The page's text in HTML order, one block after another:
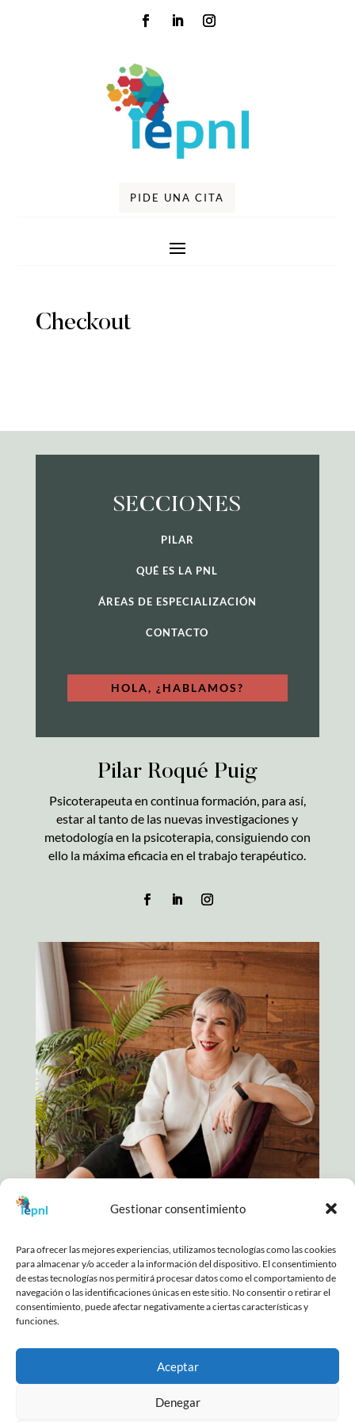
Gestionar consentimiento
Para ofrecer las mejores experiencias, utilizamos tecnologías como las cookies
para almacenar y/o acceder a la información del dispositivo. El consentimiento
de estas tecnologías nos permitirá procesar datos como el comportamiento de
navegación o las identificaciones únicas en este sitio. No consentir o retirar el
consentimiento, puede afectar negativamente a ciertas características y
funciones.
Aceptar
Denegar
PIDE UNA CITA
Checkout
SECCIONES
PILAR
QUÉ ES LA PNL
ÁREAS DE ESPECIALIZACIÓN
CONTACTO
HOLA, ¿HABLAMOS?
Pilar Roqué Puig
Psicoterapeuta en continua formación, para así,
estar al tanto de las nuevas investigaciones y
metodología en la psicoterapia, consiguiendo con
ello la máxima eficacia en el trabajo terapéutico.
COPYRIGHT © 2025. TODOS LOS DERECHOS
RESERVADOS |POLÍTICA DE PRIVACIDAD
AVISO
LEGAL|DECLARACIÓN DE ACCESIBILIDAD|POLÍTICA
DE COOKIES